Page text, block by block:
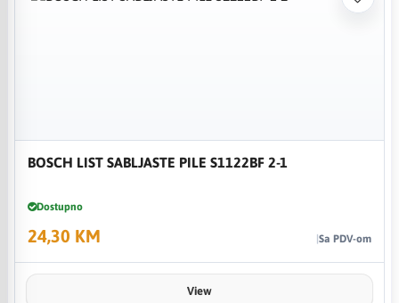
BOSCH LIST SABLJASTE PILE S1122BF 2-1
Dostupno
24,30 KM Sa PDV-om
View